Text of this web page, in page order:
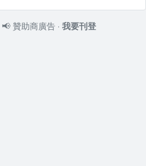
📢 贊助商廣告 · 我要刊登